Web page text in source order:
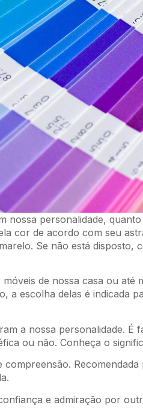
nossa personalidade,
cor de acordo com seu
Se não está disposto,
de nossa casa ou
a escolha delas é indicada
a nossa personalidade. É
ou não. Conheça o
e admiração por